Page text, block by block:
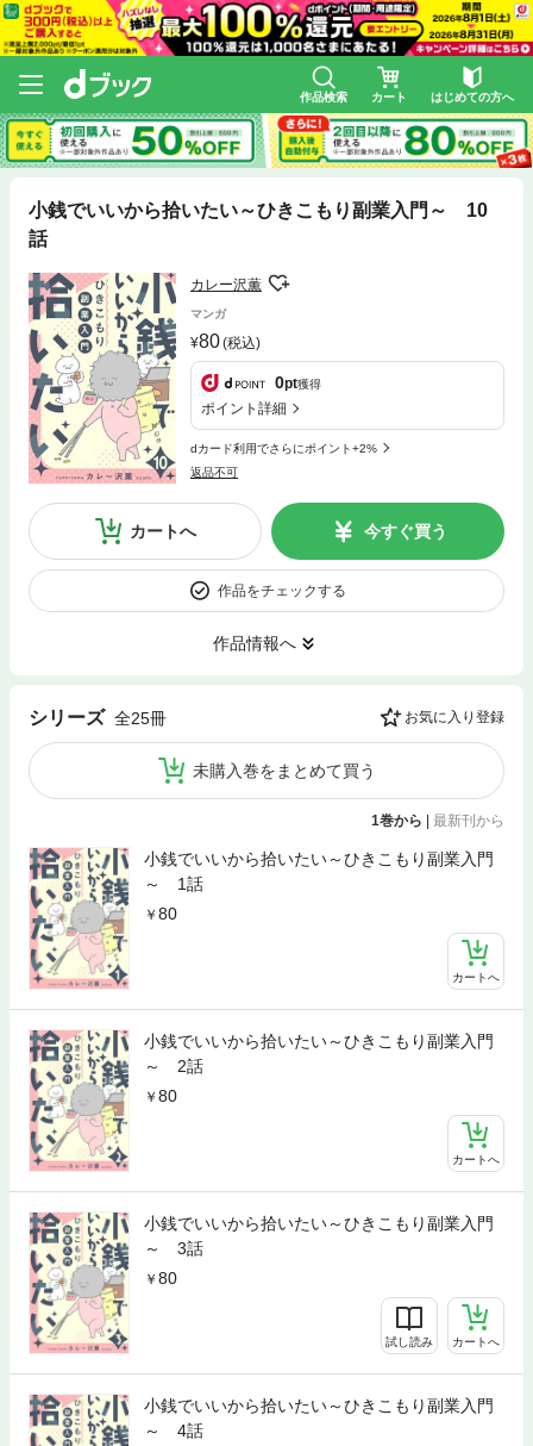
作品検索 カート はじめての方へ
小銭でいいから拾いたい～ひきこもり副業入門～ 10
話
カレー沢薫
マンガ
80(税込)
0pt獲得
ポイント詳細
dカード利用でさらにポイント+2%
返品不可
カートへ 今すぐ買う
作品をチェックする
作品情報へ
シリーズ 全25冊 お気に入り登録
未購入巻をまとめて買う
1巻から | 最新刊から
小銭でいいから拾いたい～ひきこもり副業入門
～ 1話
80
カートへ
小銭でいいから拾いたい～ひきこもり副業入門
～ 2話
80
カートへ
小銭でいいから拾いたい～ひきこもり副業入門
～ 3話
80
試し読み カートへ
小銭でいいから拾いたい～ひきこもり副業入門
～ 4話